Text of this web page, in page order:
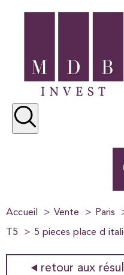
Accueil Vente Paris
T5
5 pieces place d
retour aux